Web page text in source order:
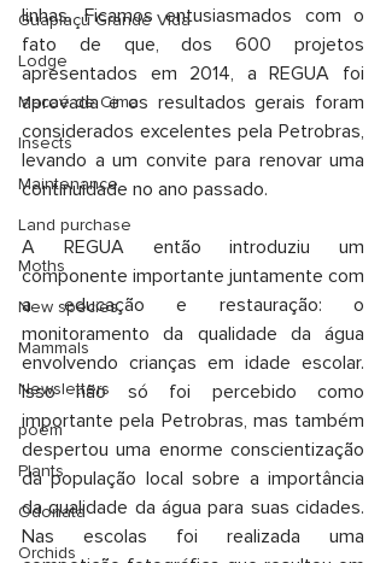
Guapiaçú Grande Vida
Lodge
Macaé de Cima
Insects
Maintenance
Land purchase
Moths
New species
Mammals
Newsletters
poem
Plants
Odonata
Orchids
linhas. Ficamos entusiasmados com o
fato de que, dos 600 projetos
apresentados em 2014, a REGUA foi
aprovada e os resultados gerais foram
considerados excelentes pela Petrobras,
levando a um convite para renovar uma
continuidade no ano passado.
A REGUA então introduziu um
componente importante juntamente com
a educação e restauração: o
monitoramento da qualidade da água
envolvendo crianças em idade escolar.
Isso não só foi percebido como
importante pela Petrobras, mas também
despertou uma enorme conscientização
da população local sobre a importância
da qualidade da água para suas cidades.
Nas escolas foi realizada uma